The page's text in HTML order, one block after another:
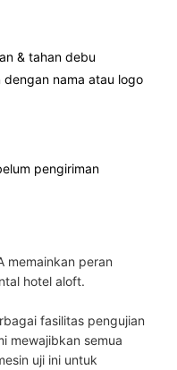
& tahan debu
dengan nama atau logo
pengiriman
memainkan peran
hotel aloft.
fasilitas pengujian
mewajibkan semua
uji ini untuk